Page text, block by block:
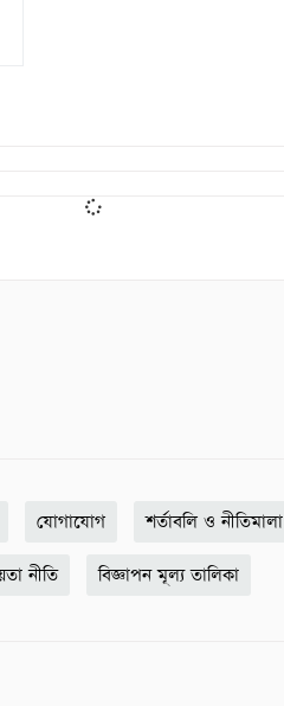
যোগাযোগ শর্তাবলি ও নীতিমালা
নীতি বিজ্ঞাপন মূল্য তালিকা